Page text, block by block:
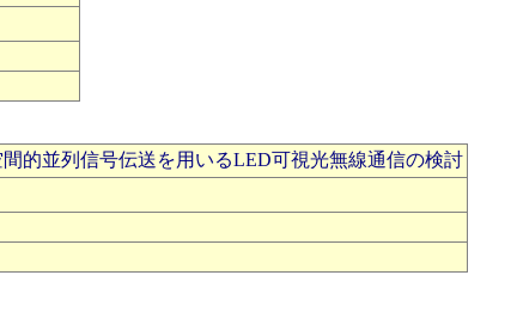
的並列信号伝送を用いるLED可視光無線通信の検討